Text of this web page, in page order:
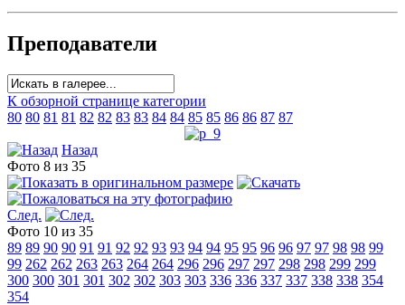
Преподаватели
К обзорной странице категории
80 80 81 81 82 82 83 83 84 84 85 85 86 86 87 87
Назад
Фото 8 из 35
След.
Фото 10 из 35
89 89 90 90 91 91 92 92 93 93 94 94 95 95 96 96 97 97 98 98 99
99 262 262 263 263 264 264 296 296 297 297 298 298 299 299
300 300 301 301 302 302 303 303 336 336 337 337 338 338 354
354